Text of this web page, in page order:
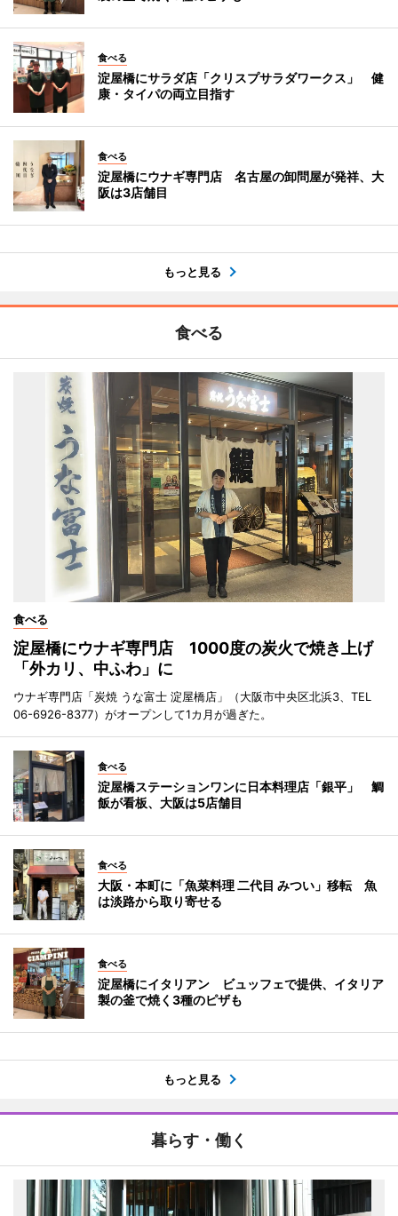
食べる
淀屋橋にサラダ店「クリスプサラダワークス」 健
康・タイパの両立目指す
食べる
淀屋橋にウナギ専門店 名古屋の卸問屋が発祥、大
阪は3店舗目
もっと見る
食べる
食べる
淀屋橋にウナギ専門店 1000度の炭火で焼き上げ
「外カリ、中ふわ」に
ウナギ専門店「炭焼 うな富士 淀屋橋店」（大阪市中央区北浜3、TEL
06-6926-8377）がオープンして1カ月が過ぎた。
食べる
淀屋橋ステーションワンに日本料理店「銀平」 鯛
飯が看板、大阪は5店舗目
食べる
大阪・本町に「魚菜料理 二代目 みつい」移転 魚
は淡路から取り寄せる
食べる
淀屋橋にイタリアン ビュッフェで提供、イタリア
製の釜で焼く3種のピザも
もっと見る
暮らす・働く